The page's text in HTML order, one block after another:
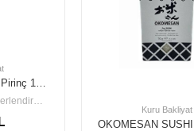
Dolco Gold Yasmin Pirinç 1 kg
(0 Değerlendirme)
Kuru Bakliyat